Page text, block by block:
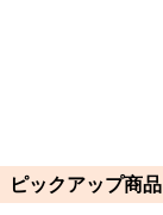
ピックアップ商品